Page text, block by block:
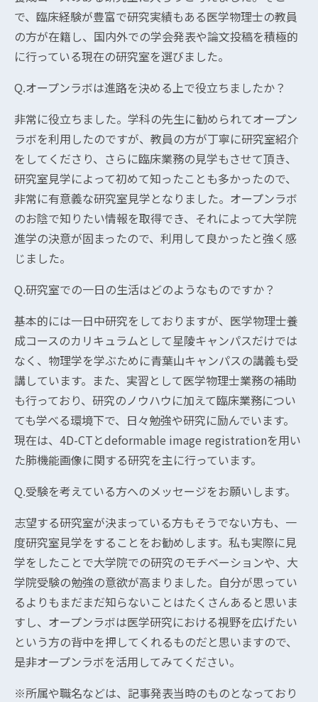
で、臨床経験が豊富で研究実績もある医学物理士の教員
の方が在籍し、国内外での学会発表や論文投稿を積極的
に行っている現在の研究室を選びました。
Q.オープンラボは進路を決める上で役立ちましたか？
非常に役立ちました。学科の先生に勧められてオープン
ラボを利用したのですが、教員の方が丁寧に研究室紹介
をしてくださり、さらに臨床業務の見学もさせて頂き、
研究室見学によって初めて知ったことも多かったので、
非常に有意義な研究室見学となりました。オープンラボ
のお陰で知りたい情報を取得でき、それによって大学院
進学の決意が固まったので、利用して良かったと強く感
じました。
Q.研究室での一日の生活はどのようなものですか？
基本的には一日中研究をしておりますが、医学物理士養
成コースのカリキュラムとして星陵キャンパスだけでは
なく、物理学を学ぶために青葉山キャンパスの講義も受
講しています。また、実習として医学物理士業務の補助
も行っており、研究のノウハウに加えて臨床業務につい
ても学べる環境下で、日々勉強や研究に励んでいます。
現在は、4D-CTとdeformable image registrationを用い
た肺機能画像に関する研究を主に行っています。
Q.受験を考えている方へのメッセージをお願いします。
志望する研究室が決まっている方もそうでない方も、一
度研究室見学をすることをお勧めします。私も実際に見
学をしたことで大学院での研究のモチベーションや、大
学院受験の勉強の意欲が高まりました。自分が思ってい
るよりもまだまだ知らないことはたくさんあると思いま
すし、オープンラボは医学研究における視野を広げたい
という方の背中を押してくれるものだと思いますので、
是非オープンラボを活用してみてください。
※所属や職名などは、記事発表当時のものとなっており